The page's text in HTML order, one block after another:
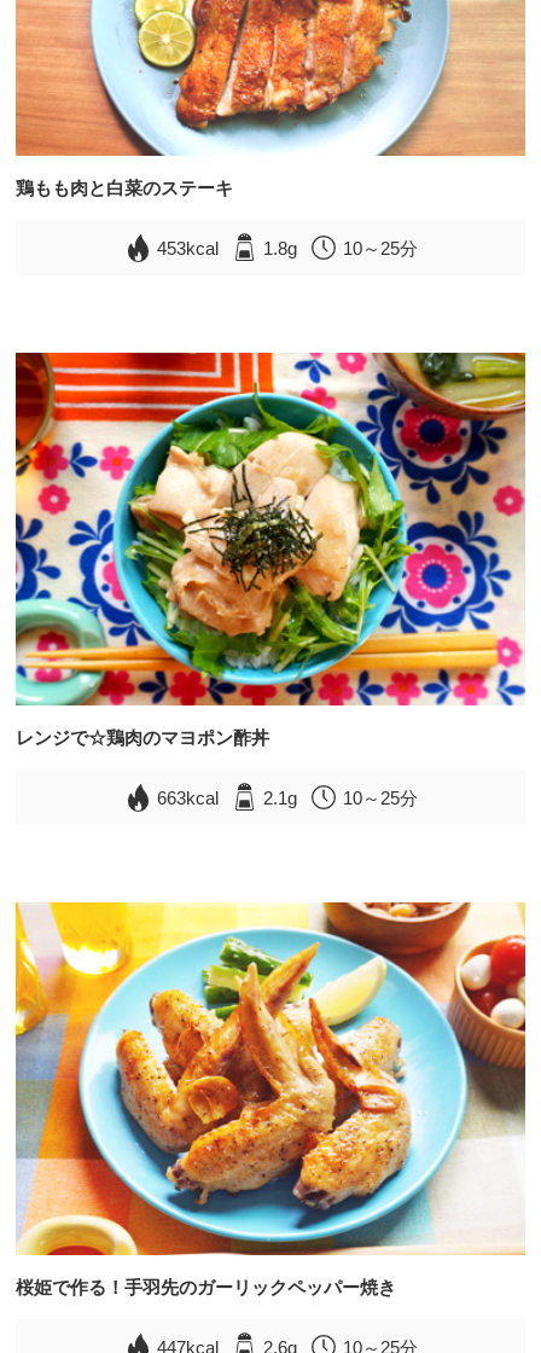
鶏もも肉と白菜のステーキ
453kcal 1.8g 10～25分
レンジで☆鶏肉のマヨポン酢丼
663kcal 2.1g 10～25分
桜姫で作る！手羽先のガーリックペッパー焼き
447kcal 2.6g 10～25分